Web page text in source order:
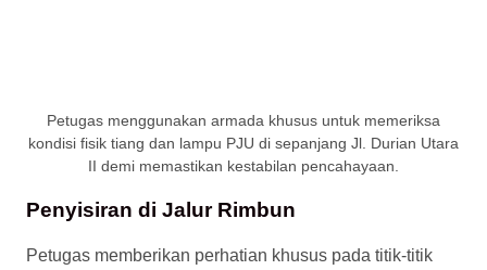
Petugas menggunakan armada khusus untuk memeriksa
kondisi fisik tiang dan lampu PJU di sepanjang Jl. Durian Utara
II demi memastikan kestabilan pencahayaan.
Penyisiran di Jalur Rimbun
Petugas memberikan perhatian khusus pada titik-titik